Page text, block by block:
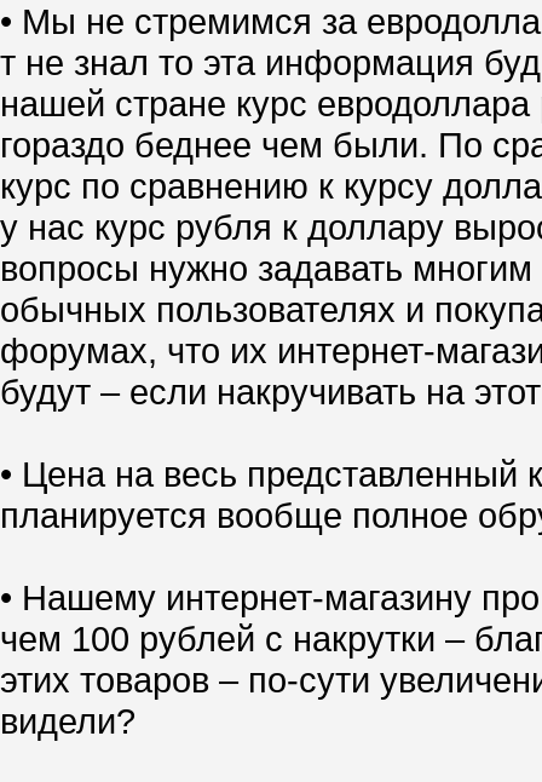
• Мы не стремимся за
т не знал то эта информация
нашей стране курс
гораздо беднее чем были. По
курс по сравнению к курсу
у нас курс рубля к доллару
вопросы нужно задавать
обычных пользователях и
форумах, что их интернет-
будут – если накручивать на
• Цена на весь
планируется вообще полное
• Нашему интернет-магазину
чем 100 рублей с накрутки –
этих товаров – по-сути
видели?